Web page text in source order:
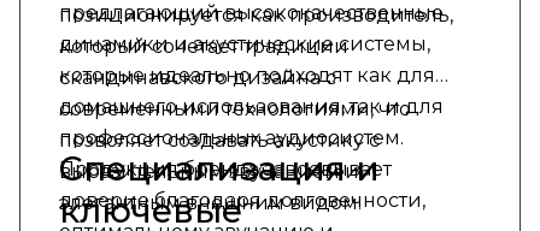
позиционируется как производитель,
который сочетает традиции
скандинавского дизайна с
современными технологиями, что
позволяет создавать акустику с
выразительным звучанием и
элегантным внешним видом.
предлагающий высококачественные
динамики и акустические системы,
которые идеально подходят как для
домашнего использования, так и для
профессиональных аудиосистем.
Продукция бренда завоевывает
доверие благодаря долговечности,
Специализация и
ключевые